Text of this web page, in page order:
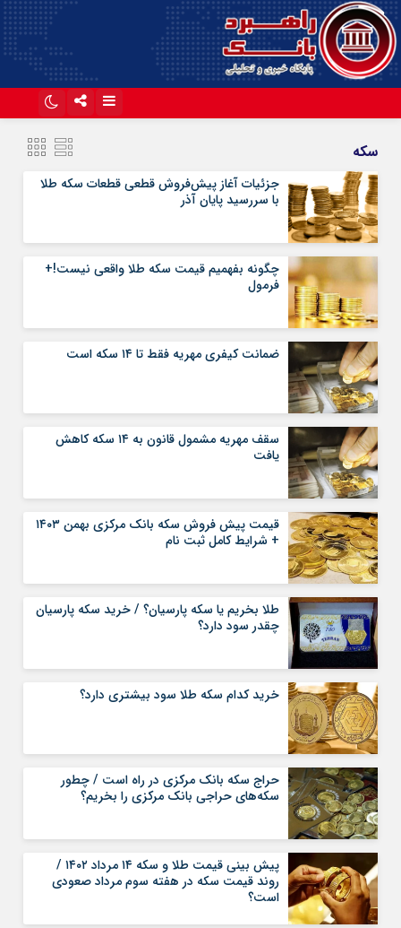
آپارات
سکه
جزئیات آغاز پیش‌فروش قطعی قطعات سکه طلا
با سررسید پایان آذر
چگونه بفهمیم قیمت سکه طلا واقعی نیست!+
فرمول
ضمانت کیفری مهریه فقط تا ۱۴ سکه است
سقف مهریه مشمول قانون به ۱۴ سکه کاهش
یافت
قیمت پیش‌ فروش سکه بانک مرکزی بهمن ۱۴۰۳
+ شرایط کامل ثبت‌ نام
طلا بخریم یا سکه پارسیان؟ / خرید سکه پارسیان
چقدر سود دارد؟
خرید کدام سکه طلا سود بیشتری دارد؟
حراج سکه بانک مرکزی در راه است / چطور
سکه‌های حراجی بانک مرکزی را بخریم؟
پیش بینی قیمت طلا و سکه ۱۴ مرداد ۱۴۰۲ /
روند قیمت سکه در هفته سوم مرداد صعودی
است؟